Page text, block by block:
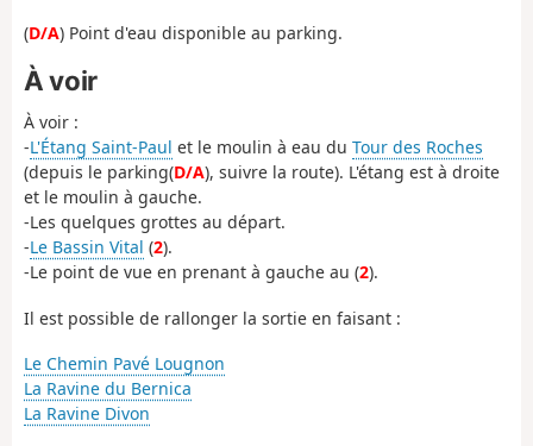
(D/A) Point d'eau disponible au parking.
À voir
À voir :
-L'Étang Saint-Paul et le moulin à eau du Tour des Roches
(depuis le parking(D/A), suivre la route). L'étang est à droite
et le moulin à gauche.
-Les quelques grottes au départ.
-Le Bassin Vital (2).
-Le point de vue en prenant à gauche au (2).
Il est possible de rallonger la sortie en faisant :
Le Chemin Pavé Lougnon
La Ravine du Bernica
La Ravine Divon